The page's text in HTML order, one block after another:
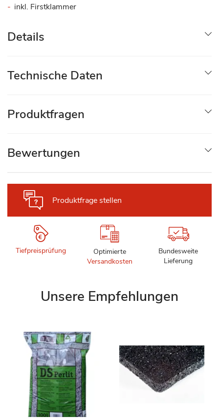
inkl. Firstklammer
Produktfrage stellen
Tiefpreisprüfung
Optimierte
Versandkosten
Bundesweite
Lieferung
Details
Technische Daten
Produktfragen
Bewertungen
Unsere Empfehlungen